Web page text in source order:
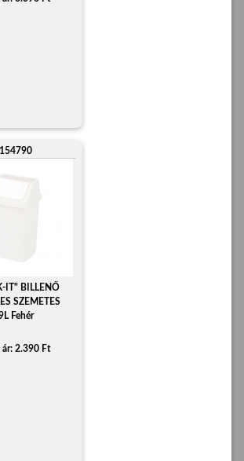
154790
IT" BILLENŐ
SZEMETES
Fehér
ár: 2.390 Ft